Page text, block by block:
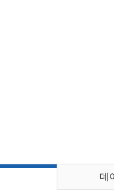
데